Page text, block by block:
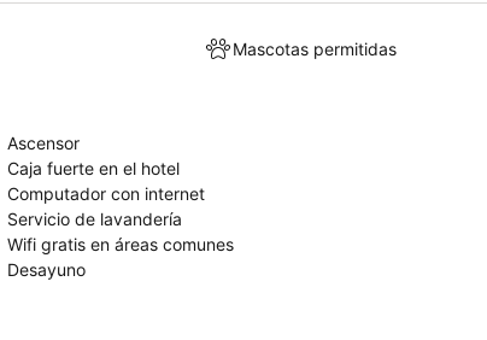
Mascotas permitidas
Ascensor
Caja fuerte en el hotel
Computador con internet
Servicio de lavandería
Wifi gratis en áreas comunes
Desayuno